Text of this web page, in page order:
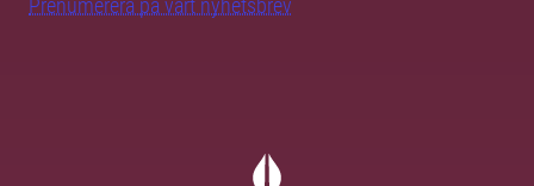
Prenumerera på vårt nyhetsbrev